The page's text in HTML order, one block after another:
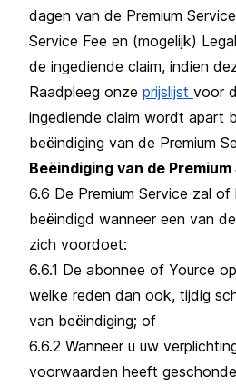
dagen van de Premium
Service Fee en (mogelijk)
de ingediende claim, indien
Raadpleeg onze prijslijst voor
ingediende claim wordt apart
beëindiging van de Premium
Beëindiging van de
6.6 De Premium Service zal
beëindigd wanneer een van
zich voordoet:
6.6.1 De abonnee of Yource
welke reden dan ook, tijdig
van beëindiging; of
6.6.2 Wanneer u uw
voorwaarden heeft